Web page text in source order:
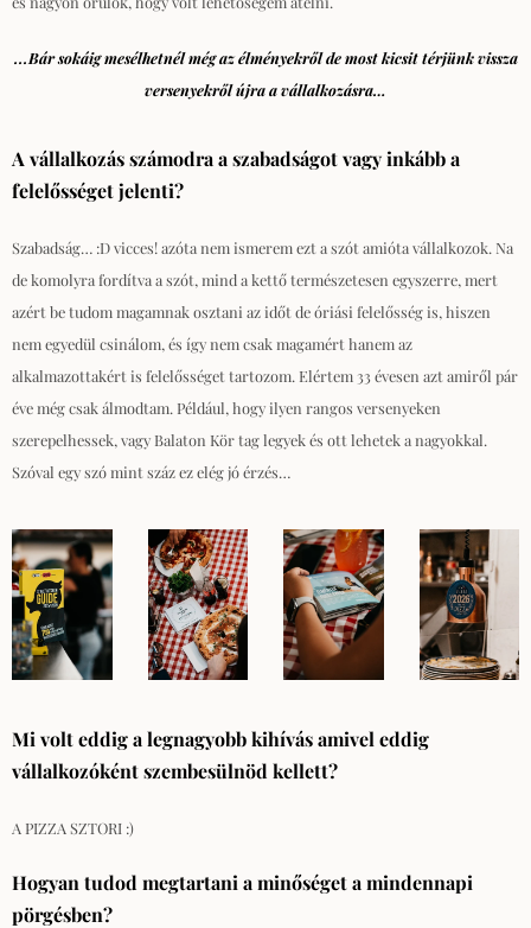
...Bár sokáig mesélhetnél még az élményekről de most kicsit térjünk vissza
versenyekről újra a vállalkozásra…
A vállalkozás számodra a szabadságot vagy inkább a
felelősséget jelenti?
Szabadság… :D vicces! azóta nem ismerem ezt a szót amióta vállalkozok. Na
de komolyra fordítva a szót, mind a kettő természetesen egyszerre, mert
azért be tudom magamnak osztani az időt de óriási felelősség is, hiszen
nem egyedül csinálom, és így nem csak magamért hanem az
alkalmazottakért is felelősséget tartozom. Elértem 33 évesen azt amiről pár
éve még csak álmodtam. Például, hogy ilyen rangos versenyeken
szerepelhessek, vagy Balaton Kör tag legyek és ott lehetek a nagyokkal.
Szóval egy szó mint száz ez elég jó érzés…
Mi volt eddig a legnagyobb kihívás amivel eddig
vállalkozóként szembesülnöd kellett?
A PIZZA SZTORI :)
Hogyan tudod megtartani a minőséget a mindennapi
pörgésben?